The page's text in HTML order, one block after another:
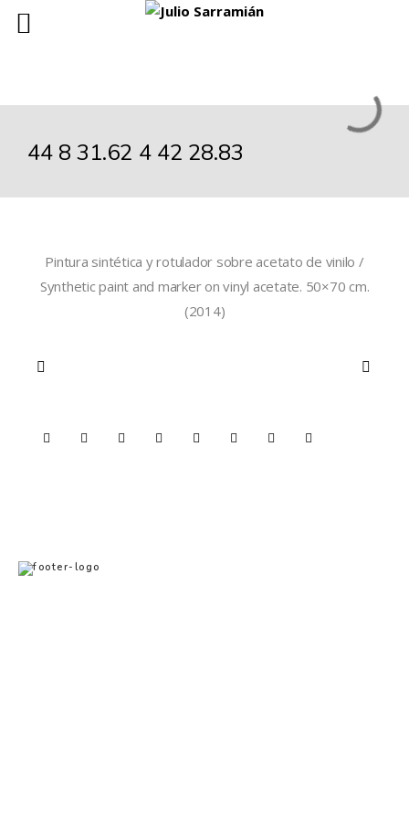
44 8 31.62 4 42 28.83
Pintura sintética y rotulador sobre acetato de vinilo /
Synthetic paint and marker on vinyl acetate. 50×70 cm.
(2014)